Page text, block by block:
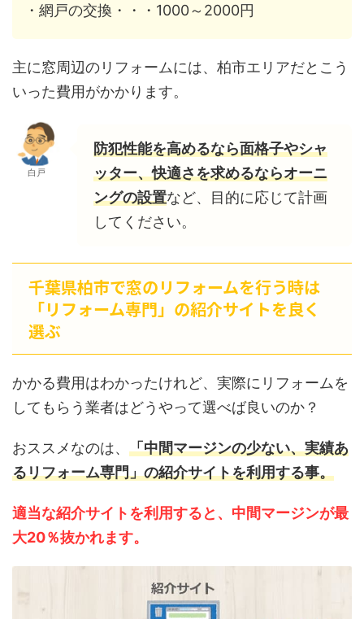
・網戸の交換・・・1000～2000円
主に窓周辺のリフォームには、柏市エリアだとこう
いった費用がかかります。
白戸
防犯性能を高めるなら面格子やシャ
ッター、快適さを求めるならオーニ
ングの設置など、目的に応じて計画
してください。
千葉県柏市で窓のリフォームを行う時は
「リフォーム専門」の紹介サイトを良く
選ぶ
かかる費用はわかったけれど、実際にリフォームを
してもらう業者はどうやって選べば良いのか？
おススメなのは、 「中間マージンの少ない、実績あ
るリフォーム専門」の紹介サイトを利用する事。
適当な紹介サイトを利用すると、中間マージンが最
大20％抜かれます。